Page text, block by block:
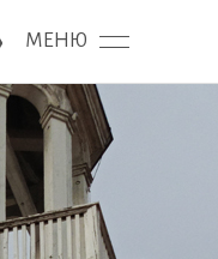
Версия сайта для
МЕНЮ